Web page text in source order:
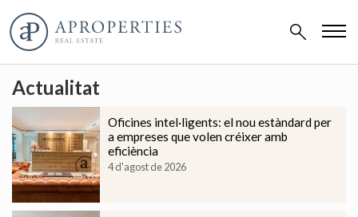
Actualitat
Oficines intel·ligents: el nou estàndard per
a empreses que volen créixer amb
eficiència
4 d'agost de 2026